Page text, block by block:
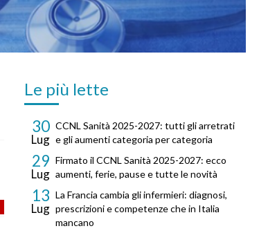
Le più lette
30
Lug
CCNL Sanità 2025-2027: tutti gli arretrati
e gli aumenti categoria per categoria
29
Lug
Firmato il CCNL Sanità 2025-2027: ecco
aumenti, ferie, pause e tutte le novità
13
Lug
La Francia cambia gli infermieri: diagnosi,
prescrizioni e competenze che in Italia
mancano